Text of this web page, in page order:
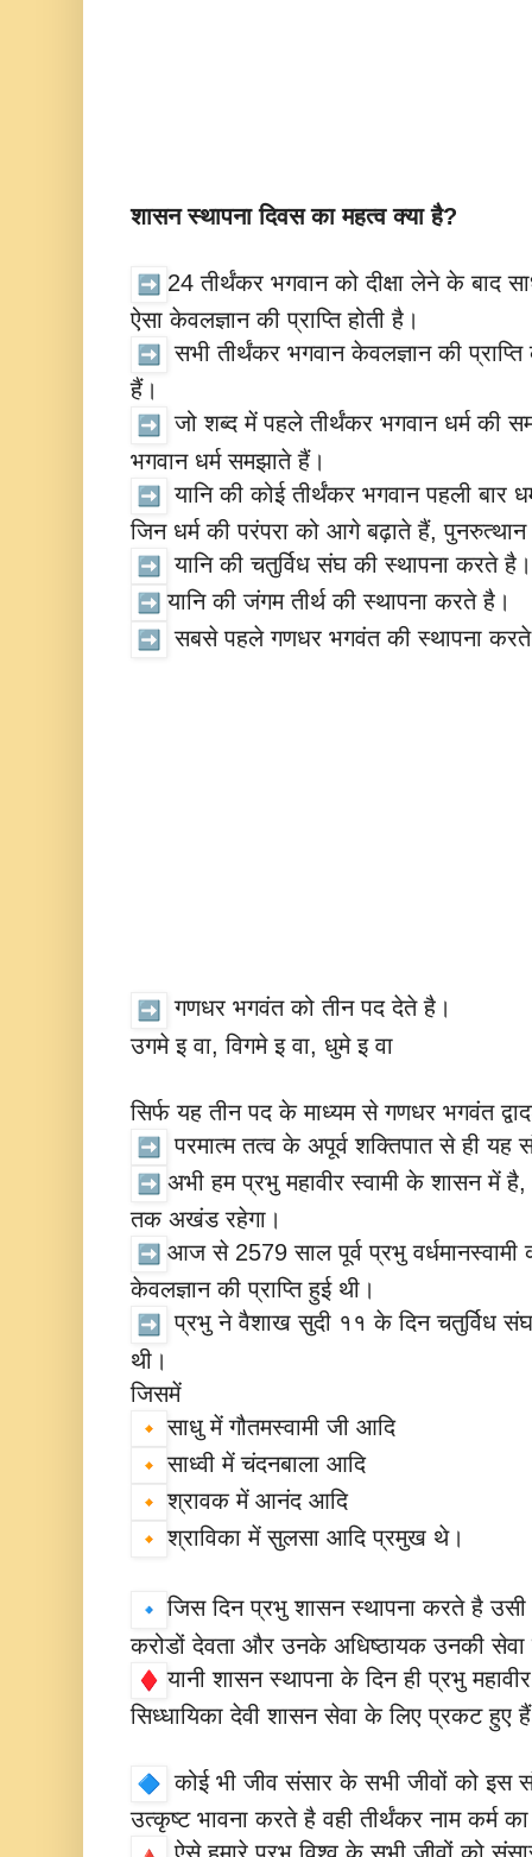
शासन स्थापना दिवस का महत्व क्या है?
24 तीर्थंकर भगवान को दीक्षा लेने के बाद
ऐसा केवलज्ञान की प्राप्ति होती है।
सभी तीर्थंकर भगवान केवलज्ञान की
हैं।
जो शब्द में पहले तीर्थंकर भगवान धर्म की
भगवान धर्म समझाते हैं।
यानि की कोई तीर्थंकर भगवान पहली बार
जिन धर्म की परंपरा को आगे बढ़ाते हैं,
यानि की चतुर्विध संघ की स्थापना करते है।
यानि की जंगम तीर्थ की स्थापना करते है।
सबसे पहले गणधर भगवंत की स्थापना
गणधर भगवंत को तीन पद देते है।
उगमे इ वा, विगमे इ वा, धुमे इ वा
सिर्फ यह तीन पद के माध्यम से गणधर भगवंत
परमात्म तत्व के अपूर्व शक्तिपात से ही यह
अभी हम प्रभु महावीर स्वामी के शासन में
तक अखंड रहेगा।
आज से 2579 साल पूर्व प्रभु
केवलज्ञान की प्राप्ति हुई थी।
प्रभु ने वैशाख सुदी ११ के दिन चतुर्विध
थी।
जिसमें
साधु में गौतमस्वामी जी आदि
साध्वी में चंदनबाला आदि
श्रावक में आनंद आदि
श्राविका में सुलसा आदि प्रमुख थे।
जिस दिन प्रभु शासन स्थापना करते है
करोडों देवता और उनके अधिष्ठायक उनकी
यानी शासन स्थापना के दिन ही प्रभु
सिध्धायिका देवी शासन सेवा के लिए प्रकट हुए
कोई भी जीव संसार के सभी जीवों को इस
उत्कृष्ट भावना करते है वही तीर्थंकर नाम कर्म